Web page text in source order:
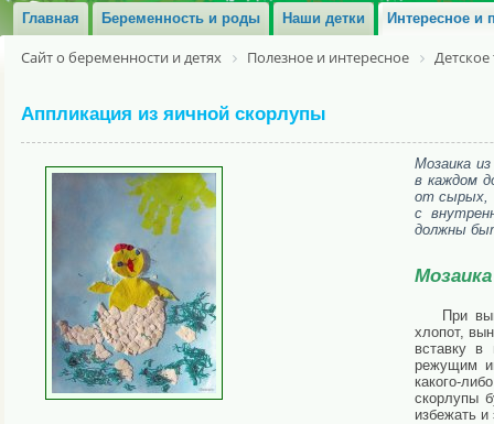
Главная Беременность и роды Наши детки Интересное и
Сайт о беременности и детях Полезное и интересное Детское
Аппликация из яичной скорлупы
Мозаика
в каждом
от сырых,
с
должны
При
хлопот,
вставку в
режущим
какого-
скорлупы
избежать и